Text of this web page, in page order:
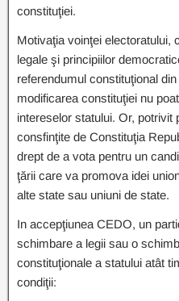
constituţiei.
Motivaţia voinţei electoratului,
legale şi principiilor
referendumul constituţional
modificarea constituţiei nu
intereselor statului. Or, potrivit
consfinţite de Constituţia
drept de a vota pentru un
ţării care va promova idei
alte state sau uniuni de state.
In accepţiunea CEDO, un
schimbare a legii sau o
constituţionale a statului atât
condiţii: